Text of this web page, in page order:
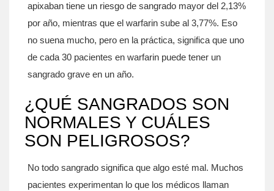
apixaban tiene un riesgo de sangrado mayor del 2,13%
por año, mientras que el warfarin sube al 3,77%. Eso
no suena mucho, pero en la práctica, significa que uno
de cada 30 pacientes en warfarin puede tener un
sangrado grave en un año.
¿QUÉ SANGRADOS SON
NORMALES Y CUÁLES
SON PELIGROSOS?
No todo sangrado significa que algo esté mal. Muchos
pacientes experimentan lo que los médicos llaman